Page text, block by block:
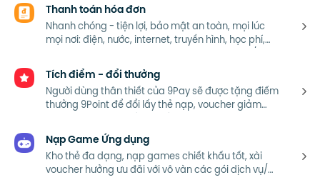
Thanh toán hóa đơn
Nhanh chóng - tiện lợi, bảo mật an toàn, mọi lúc
mọi nơi: điện, nước, internet, truyền hình, học phí,
dùng...
Tích điểm - đổi thưởng
Người dùng thân thiết của 9Pay sẽ được tặng điểm
thưởng 9Point để đổi lấy thẻ nạp, voucher giảm
Nạp Game Ứng dụng
Kho thẻ đa dạng, nạp games chiết khấu tốt, xài
voucher hưởng ưu đãi với vô vàn các gói dịch vụ/